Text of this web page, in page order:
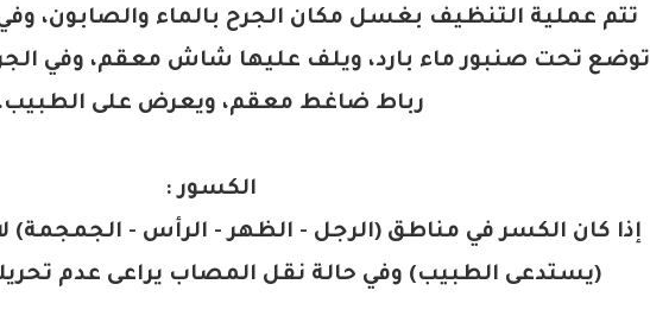
تتم عملية التنظيف بغسل مكان الجرح بالماء والصابون،
توضع تحت صنبور ماء بارد، ويلف عليها شاش معقم، وفي
رباط ضاغط معقم، ويعرض على الطبيب.
الكسور:
إذا كان الكسر في مناطق (الرجل - الظهر - الرأس - الجمجمة)
(يستدعى الطبيب) وفي حالة نقل المصاب يراعى عدم